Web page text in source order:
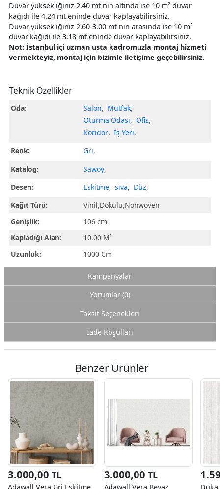
Duvar yüksekliğiniz 2.40 mt nin altında ise 10 m² duvar
kağıdı ile 4.24 mt eninde duvar kaplayabilirsiniz.
Duvar yüksekliğiniz 2.60-3.00 mt nin arasında ise 10 m²
duvar kağıdı ile 3.18 mt eninde duvar kaplayabilirsiniz.
Not: İstanbul içi uzman usta kadromuzla montaj hizmeti
vermekteyiz, montaj için bizimle iletişime geçebilirsiniz.
Teknik Özellikler
Oda: Salon, Mutfak,
Oturma Odası, Ofis,
Koridor, İş Yeri,
Renk:
Gri,
Katalog:
Sawoy,
Desen:
Eskitme, sıva, Düz,
Kağıt Türü:
Vinil,Dokulu,Nonwoven
Genişlik:
106 cm
Kapladığı Alan:
10.00 M²
Uzunluk:
1000 Cm
Kampanyalar
Yorumlar (0)
Taksit Seçenekleri
İade Koşulları
Benzer Ürünler
3.000,00 TL
Adawall Vera Gri Eskitme
3.000,00 TL
Adawall Vera Beyaz Duka